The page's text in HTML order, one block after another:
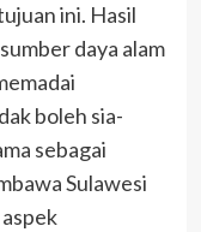
ini. Hasil
daya alam
boleh sia-
sebagai
Sulawesi